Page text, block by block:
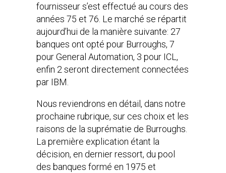
fournisseur s’est effectué au cours des
années 75 et 76. Le marché se répartit
aujourd’hui de la manière suivante: 27
banques ont opté pour Burroughs, 7
pour General Automation, 3 pour ICL,
enfin 2 seront directement connectées
par IBM.
Nous reviendrons en détail, dans notre
prochaine rubrique, sur ces choix et les
raisons de la suprématie de Burroughs.
La première explication étant la
décision, en dernier ressort, du pool
des banques formé en 1975 et